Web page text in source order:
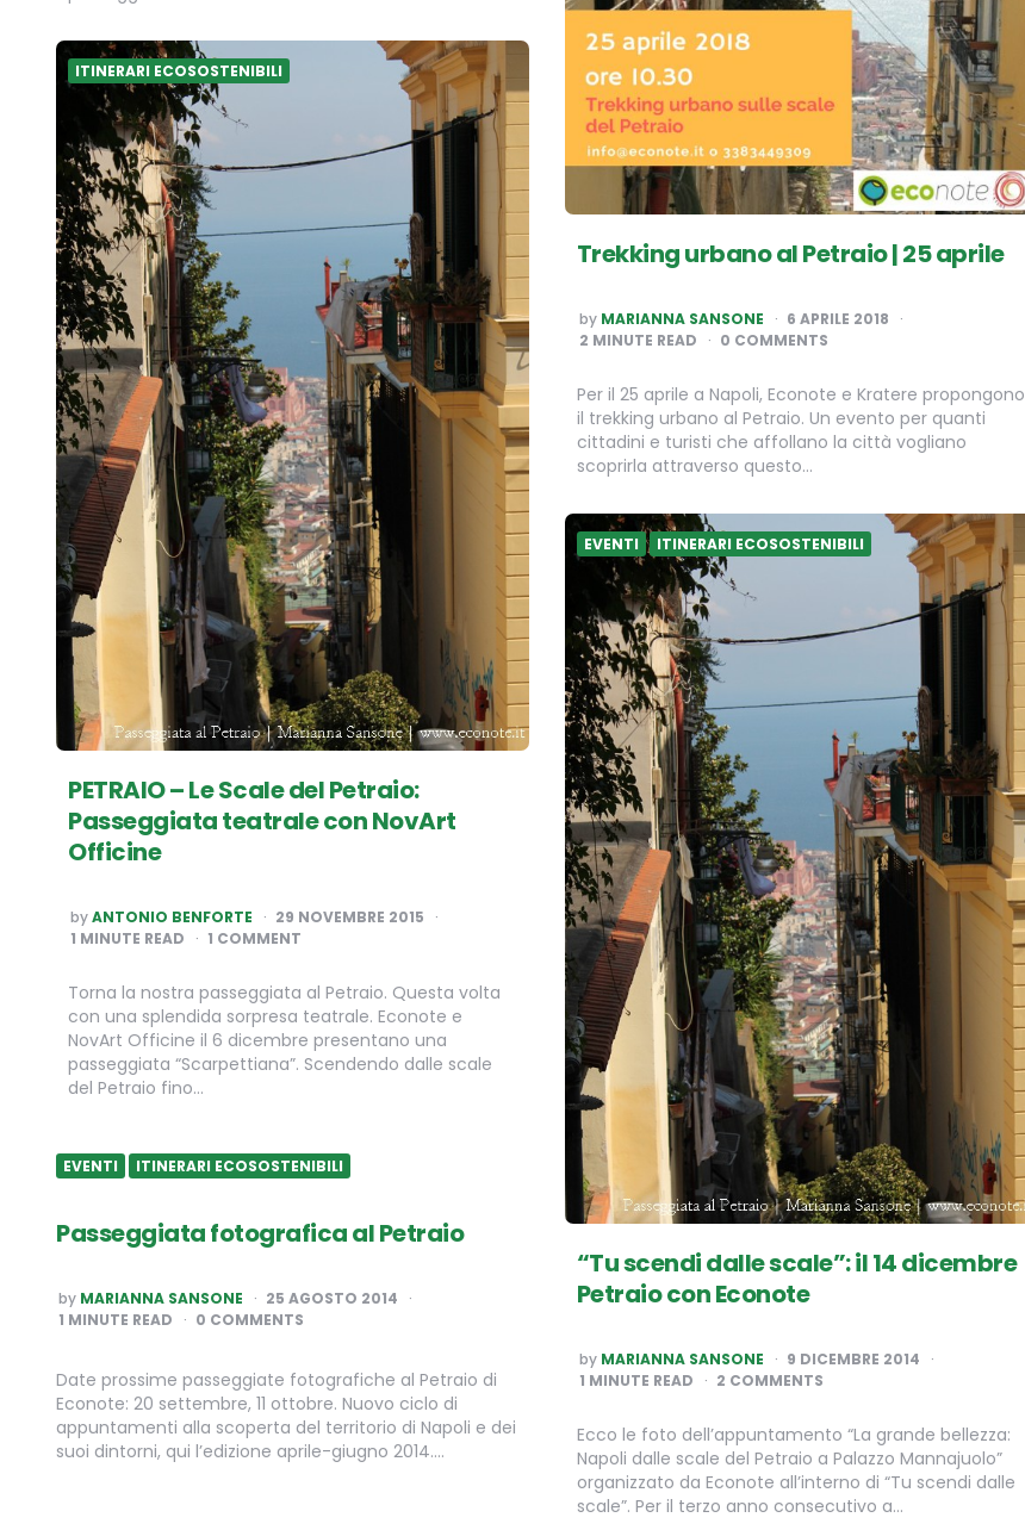
Trekking urbano al Petraio | 25 aprile
POSTED
BY
by MARIANNA SANSONE
6 APRILE 2018
2 MINUTE READ 0 COMMENTS
Per il 25 aprile a Napoli, Econote e Kratere propongono
il trekking urbano al Petraio. Un evento per quanti
cittadini e turisti che affollano la città vogliano
scoprirla attraverso questo…
ITINERARI ECOSOSTENIBILI
PETRAIO – Le Scale del Petraio:
Passeggiata teatrale con NovArt
Officine
POSTED
BY
byANTONIO BENFORTE
29 NOVEMBRE 2015
1 MINUTE READ 1 COMMENT
Torna la nostra passeggiata al Petraio. Questa volta
con una splendida sorpresa teatrale. Econote e
NovArt Officine il 6 dicembre presentano una
passeggiata “Scarpettiana”. Scendendo dalle scale
del Petraio fino…
EVENTI ITINERARI ECOSOSTENIBILI
“Tu scendi dalle scale”: il 14 dicembre
Petraio con Econote
POSTED
BY
by MARIANNA SANSONE
9 DICEMBRE 2014
1 MINUTE READ 2 COMMENTS
Ecco le foto dell’appuntamento “La grande bellezza:
Napoli dalle scale del Petraio a Palazzo Mannajuolo”
organizzato da Econote all’interno di “Tu scendi dalle
scale”. Per il terzo anno consecutivo a…
EVENTI ITINERARI ECOSOSTENIBILI
Passeggiata fotografica al Petraio
POSTED
BY
by MARIANNA SANSONE
25 AGOSTO 2014
1 MINUTE READ 0 COMMENTS
Date prossime passeggiate fotografiche al Petraio di
Econote: 20 settembre, 11 ottobre. Nuovo ciclo di
appuntamenti alla scoperta del territorio di Napoli e dei
suoi dintorni, qui l’edizione aprile-giugno 2014….